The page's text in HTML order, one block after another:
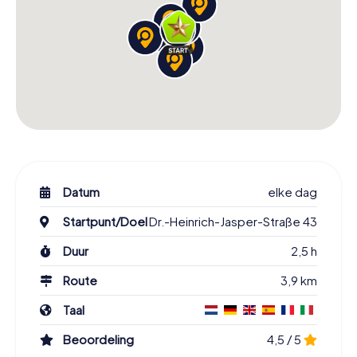
Datum
elke dag
Startpunt/DoelDr.-Heinrich-Jasper-Straße 43
Duur
2,5 h
Route
3,9 km
Taal
Beoordeling
4,5 / 5